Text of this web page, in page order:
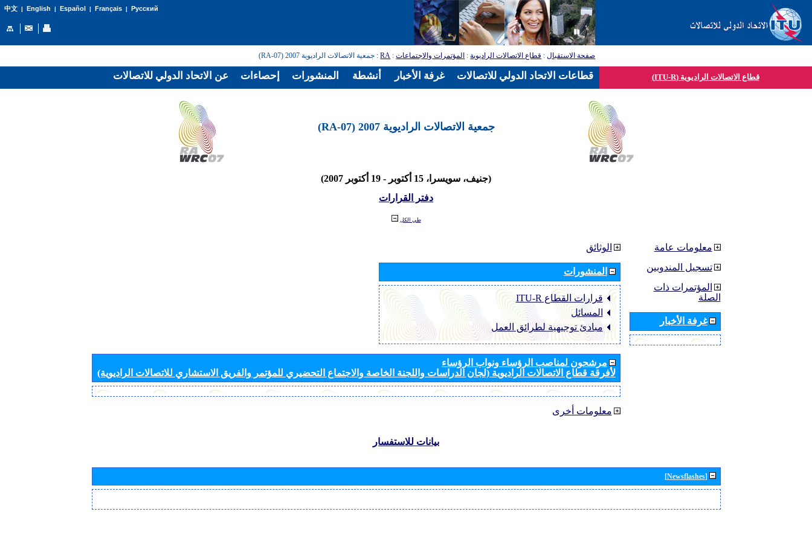
中文| English | Español | Français| Русский
صفحة الاستقبال: قطاع الاتصالات الراديوية: المؤتمرات والاجتماعات:
RA: جمعية الاتصالات الراديوية 2007 (RA-07)
قطاع الاتصالات الراديوية (ITU-R)
جمعية الاتصالات الراديوية 2007 (RA-07)
(جنيف، سويسرا، 15 أكتوبر - 19 أكتوبر 2007)
دفتر القرارات
طي الكل
الوثائق
المنشورات
قرارات القطاع ‏ITU-R
المسائل
مبادئ توجيهية لطرائق العمل
مرشحون لمناصب الرؤساء ونواب الرؤساء
لأفرقة قطاع الاتصالات الراديوية (لجان الدراسات واللجنة الخاصة والاجتماع التحضيري للمؤتمر والفريق الاستشاري للاتصالات الراديوية)
معلومات أخرى
معلومات عامة
تسجيل المندوبين
المؤتمرات ذات
الصلة
غرفة الأخبار
بيانات للاستفسار
[Newsflashes]
عن الاتحاد الدولي للاتصالات إحصاءات المنشورات أنشطة غرفة الأخبار قطاعات الاتحاد الدولي للاتصالات